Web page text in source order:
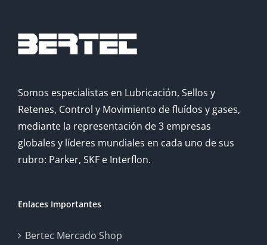
Somos especialistas en Lubricación, Sellos y
Retenes, Control y Movimiento de fluídos y gases,
mediante la representación de 3 empresas
globales y líderes mundiales en cada uno de sus
rubro: Parker, SKF e Interflon.
Enlaces Importantes
Bertec Mercado Shop